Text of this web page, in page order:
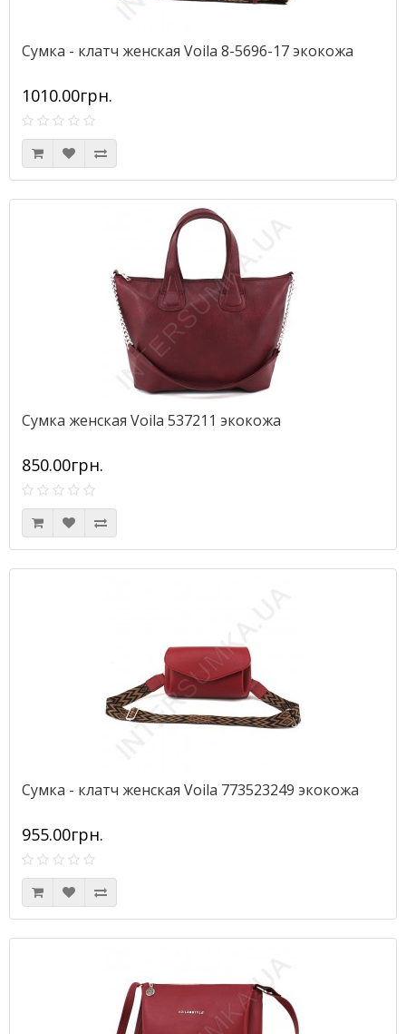
Сумка - клатч женская Voila 8-5696-17 экокожа
1010.00грн.
Сумка женская Voila 537211 экокожа
850.00грн.
Сумка - клатч женская Voila 773523249 экокожа
955.00грн.